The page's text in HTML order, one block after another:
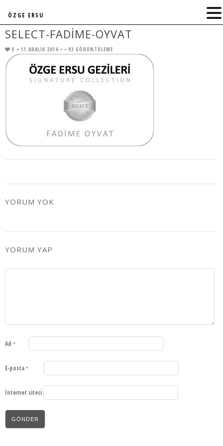
SELECT-FADIME-OYVAT
0 • 11 ARALIK 2016 • • 93 GÖRÜNTÜLEME
YORUM YOK
YORUM YAP
Ad *
E-posta *
İnternet sitesi
ÖZGE ERSU